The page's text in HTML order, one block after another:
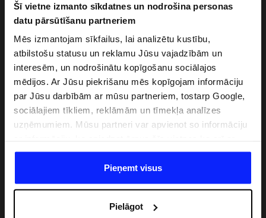
Šī vietne izmanto sīkdatnes un nodrošina personas
datu pārsūtīšanu partneriem
Mēs izmantojam sīkfailus, lai analizētu kustību,
atbilstošu statusu un reklamu Jūsu vajadzībām un
interesēm, un nodrošinātu kopīgošanu sociālajos
mēdijos. Ar Jūsu piekrišanu mēs kopīgojam informāciju
par Jūsu darbībām ar mūsu partneriem, tostarp Google,
sociālajiem tīkliem, reklāmām un tīmekļa analīzes
uzņēmumiem. Mūsu partneri var apvienot so informāciju
datiem, ko viņi iegūst, izmantojot viņu pakalpojumus. Ar
Jūsu atļauju, mēs varam pārsūtīt Jūsu personas datus
saviem partneriem, lai uzlabotu veidu, kadā tiek rādīta
saturu un uzlabotu mūsu partneru piedāvātos risinajumus
Pieņemt visus
Pielāgot